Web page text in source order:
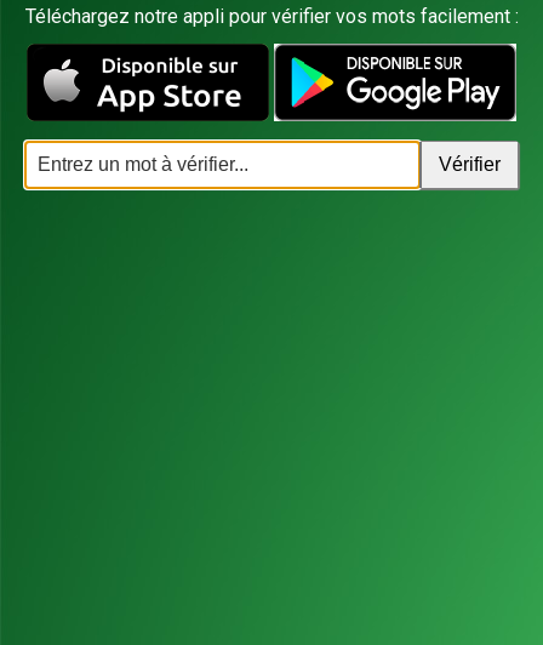
Téléchargez notre appli pour vérifier vos mots facilement :